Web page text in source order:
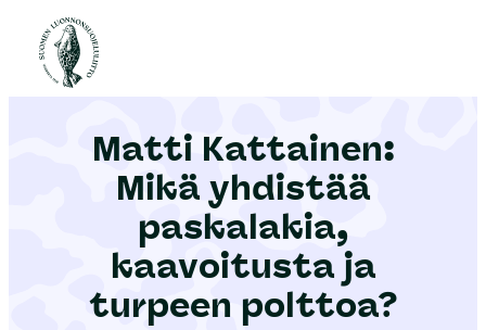
Etusivu
Matti Kattainen:
Mikä yhdistää
paskalakia,
kaavoitusta ja
turpeen polttoa?